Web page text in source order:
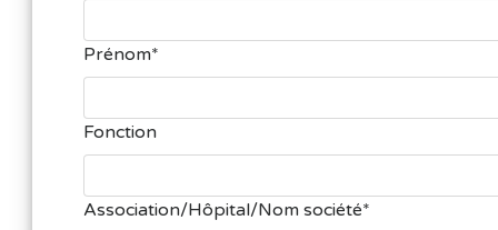
Prénom
Fonction
Association/Hôpital/Nom société